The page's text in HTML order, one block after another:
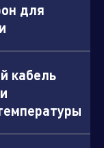
для
кабель